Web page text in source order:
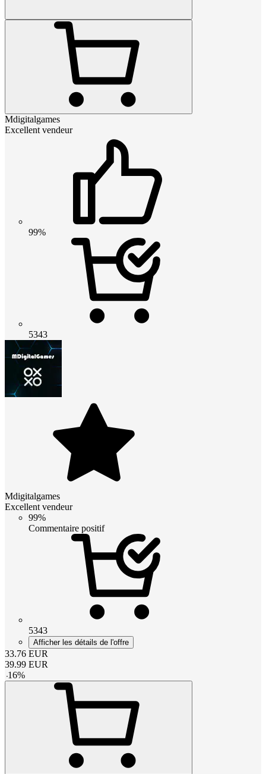
Mdigitalgames
Excellent vendeur
99%
5343
Mdigitalgames
Excellent vendeur
99%
Commentaire positif
5343
Afficher les détails de l'offre
33.76 EUR
39.99 EUR
-16%